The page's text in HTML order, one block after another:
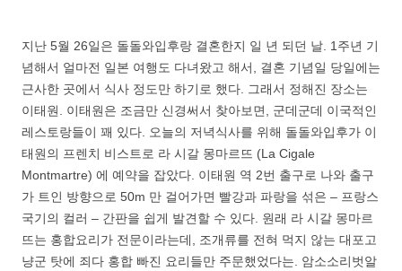
지난 5월 26일은 돌돌와입후랑 결혼한지 일 년 되던 날. 1주년 기
념해서 얼마전 일본 여행도 다녀왔고 해서, 결혼 기념일 당일에는
근사한 곳에서 식사 정도만 하기로 했다. 그래서 정해진 장소는
이태원. 이태원은 조금만 신경써서 찾아보면, 군데군데 이국적인
레스토랑들이 꽤 있다. 오늘의 저녁식사를 위해 돌돌와입후가 이
태원의 프렌치 비스트로 라 시갈 몽마르뜨 (La Cigale
Montmartre) 에 예약을 잡았다. 이태원 역 2번 출구로 나와 출구
가 트인 방향으로 50m 만 걸어가면 빨강과 파랑을 섞은 – 프랑스
국기의 컬러 – 간판을 쉽게 발견할 수 있다. 원래 라 시갈 몽마르
뜨는 홍합요리가 전문이라는데, 조개류를 전혀 먹지 않는 대포고
냥군 탓에 죄다 홍합 빠진 요리들만 주문했었다는. 암소소리벗알